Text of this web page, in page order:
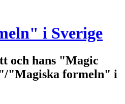
i Sverige
och hans "Magic
"Magiska formeln" i